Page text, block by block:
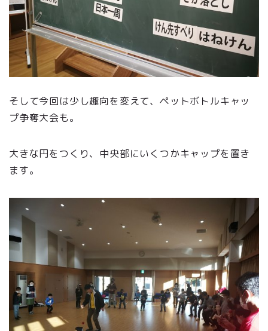
そして今回は少し趣向を変えて、ペットボトルキャッ
プ争奪大会も。
大きな円をつくり、中央部にいくつかキャップを置き
ます。